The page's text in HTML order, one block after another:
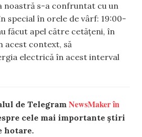
noastră s-a confruntat cu un
special în orele de vârf: 19:00-
făcut apel către cetățeni, în
acest context, să
electrică în acest interval
de Telegram NewsMaker în
cele mai importante știri
hotare.